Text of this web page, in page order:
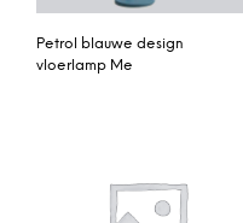
Petrol blauwe design
vloerlamp Me